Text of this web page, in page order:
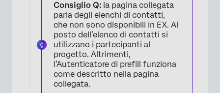
×
Consiglio Q: la pagina collegata
parla degli elenchi di contatti,
che non sono disponibili in EX. Al
posto dell’elenco di contatti si
utilizzano i partecipanti al
progetto. Altrimenti,
l’Autenticatore di prefill funziona
come descritto nella pagina
collegata.